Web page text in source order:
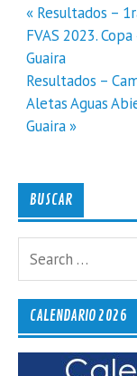
Navegación
de
entradas
« Resultados –
FVAS 2023.
Guaira
Resultados –
Aletas Aguas
Guaira »
BUSCAR
CALENDARIO 2026